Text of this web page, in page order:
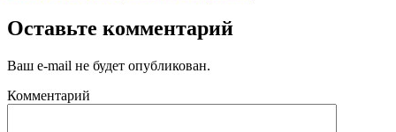
Оставьте комментарий
Ваш e-mail не будет опубликован.
Комментарий